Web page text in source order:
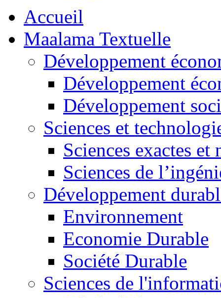
Accueil
Maalama Textuelle
Développement
Développement
Développement
Sciences et
Sciences exactes et
Sciences de
Développement
Environnement
Economie Durable
Société Durable
Sciences de